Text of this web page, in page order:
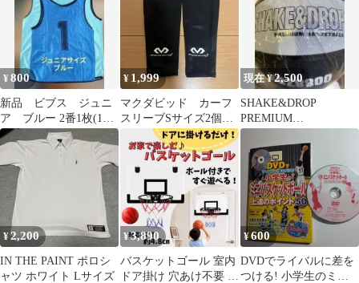
¥800
新品 ビブス ジュニ
ア ブルー 2番1枚(1番
を2-12番の中から変更
可能)
¥ 1,999
マクダビッド カーフ
スリーブSサイズ2個セ
現在 ¥2,500
SHAKE&DROP
PREMIUM
BASKETBALL 7号球新
品未使用
¥2,200
IN THE PAINT ポロシ
ャツ ホワイト Lサイズ
¥3,890
バスケットゴール 室内
ドア掛け 穴あけ不要 子
¥600
DVDでライバルに差を
つける! 小学生のミニ